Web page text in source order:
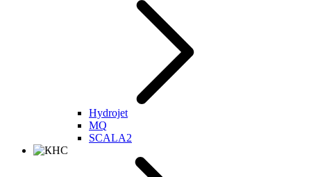
Hydrojet
MQ
SCALA2